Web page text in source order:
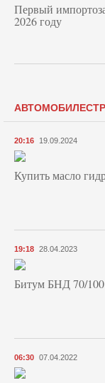
Первый
2026 году
20:16 19.09.2024
Купить масло
19:18 28.04.2023
Битум БНД 70/
06:30 07.04.2022